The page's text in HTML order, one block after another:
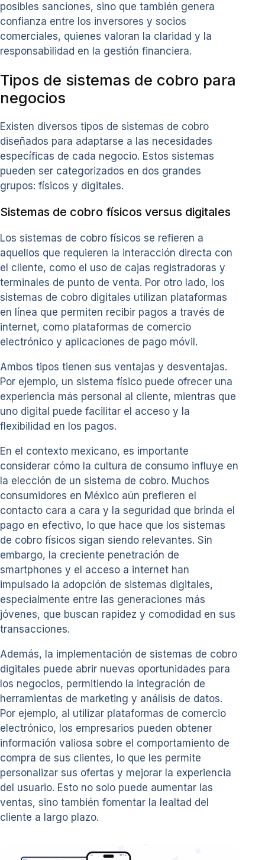
posibles sanciones, sino que también genera
confianza entre los inversores y socios
comerciales, quienes valoran la claridad y la
responsabilidad en la gestión financiera.
Tipos de sistemas de cobro para
negocios
Existen diversos tipos de sistemas de cobro
diseñados para adaptarse a las necesidades
específicas de cada negocio. Estos sistemas
pueden ser categorizados en dos grandes
grupos: físicos y digitales.
Sistemas de cobro físicos versus digitales
Los sistemas de cobro físicos se refieren a
aquellos que requieren la interacción directa con
el cliente, como el uso de cajas registradoras y
terminales de punto de venta. Por otro lado, los
sistemas de cobro digitales utilizan plataformas
en línea que permiten recibir pagos a través de
internet, como plataformas de comercio
electrónico y aplicaciones de pago móvil.
Ambos tipos tienen sus ventajas y desventajas.
Por ejemplo, un sistema físico puede ofrecer una
experiencia más personal al cliente, mientras que
uno digital puede facilitar el acceso y la
flexibilidad en los pagos.
En el contexto mexicano, es importante
considerar cómo la cultura de consumo influye en
la elección de un sistema de cobro. Muchos
consumidores en México aún prefieren el
contacto cara a cara y la seguridad que brinda el
pago en efectivo, lo que hace que los sistemas
de cobro físicos sigan siendo relevantes. Sin
embargo, la creciente penetración de
smartphones y el acceso a internet han
impulsado la adopción de sistemas digitales,
especialmente entre las generaciones más
jóvenes, que buscan rapidez y comodidad en sus
transacciones.
Además, la implementación de sistemas de cobro
digitales puede abrir nuevas oportunidades para
los negocios, permitiendo la integración de
herramientas de marketing y análisis de datos.
Por ejemplo, al utilizar plataformas de comercio
electrónico, los empresarios pueden obtener
información valiosa sobre el comportamiento de
compra de sus clientes, lo que les permite
personalizar sus ofertas y mejorar la experiencia
del usuario. Esto no solo puede aumentar las
ventas, sino también fomentar la lealtad del
cliente a largo plazo.